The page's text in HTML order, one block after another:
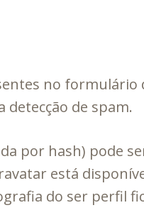
no formulário
detecção de spam.
por hash) pode
está
do ser perfil